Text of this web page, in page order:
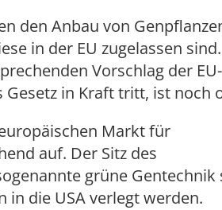
den Anbau von
in der EU zugelassen
Vorschlag der EU-
in Kraft tritt, ist noch
Markt für
auf. Der Sitz des
grüne Gentechnik
in die USA verlegt werden.